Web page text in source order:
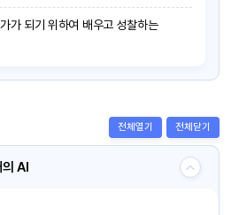
가 되기 위하여 배우고 성찰하는
전체열기 전체닫기
AI